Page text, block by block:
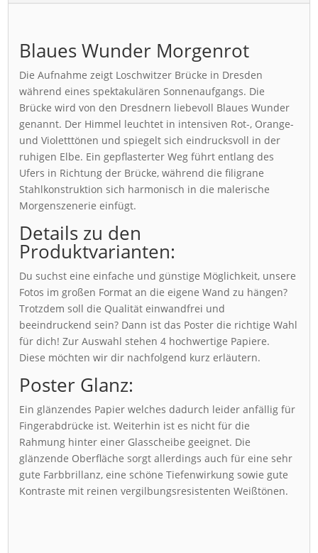
Blaues Wunder Morgenrot
Die Aufnahme zeigt Loschwitzer Brücke in Dresden
während eines spektakulären Sonnenaufgangs. Die
Brücke wird von den Dresdnern liebevoll Blaues Wunder
genannt. Der Himmel leuchtet in intensiven Rot-, Orange-
und Violetttönen und spiegelt sich eindrucksvoll in der
ruhigen Elbe. Ein gepflasterter Weg führt entlang des
Ufers in Richtung der Brücke, während die filigrane
Stahlkonstruktion sich harmonisch in die malerische
Morgenszenerie einfügt.
Details zu den
Produktvarianten:
Du suchst eine einfache und günstige Möglichkeit, unsere
Fotos im großen Format an die eigene Wand zu hängen?
Trotzdem soll die Qualität einwandfrei und
beeindruckend sein? Dann ist das Poster die richtige Wahl
für dich! Zur Auswahl stehen 4 hochwertige Papiere.
Diese möchten wir dir nachfolgend kurz erläutern.
Poster Glanz:
Ein glänzendes Papier welches dadurch leider anfällig für
Fingerabdrücke ist. Weiterhin ist es nicht für die
Rahmung hinter einer Glasscheibe geeignet. Die
glänzende Oberfläche sorgt allerdings auch für eine sehr
gute Farbbrillanz, eine schöne Tiefenwirkung sowie gute
Kontraste mit reinen vergilbungsresistenten Weißtönen.